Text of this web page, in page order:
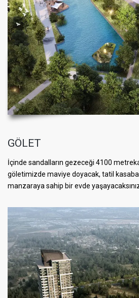
GÖLET
İçinde sandalların gezeceği 4100
göletimizde maviye doyacak, tatil
manzaraya sahip bir evde